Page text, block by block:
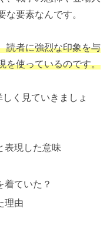
要素なんです。
読者に強烈な印象を与
を使っているのです。
く見ていきましょ
表現した意味
着ていた？
理由